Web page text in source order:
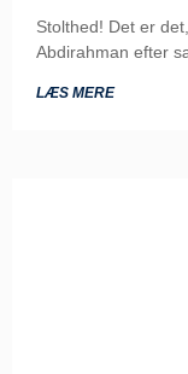
Stolthed! Det er
Abdirahman efter
LÆS MERE